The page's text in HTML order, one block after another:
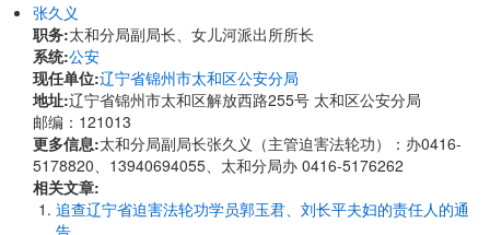
张久义
职务:太和分局副局长、女儿河派出所所长
系统:公安
现任单位:辽宁省锦州市太和区公安分局
地址:辽宁省锦州市太和区解放西路255号 太和区公安分局
邮编：121013
更多信息:太和分局副局长张久义（主管迫害法轮功）：办0416-
5178820、13940694055、太和分局办 0416-5176262
相关文章:
追查辽宁省迫害法轮功学员郭玉君、刘长平夫妇的责任人的通
告